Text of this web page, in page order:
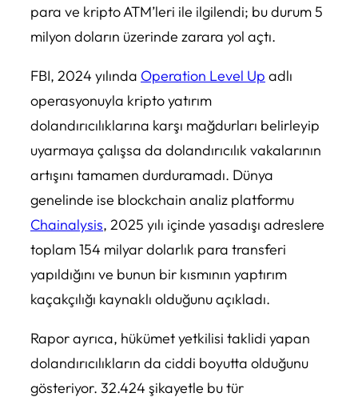
para ve kripto ATM’leri ile ilgilendi; bu durum 5
milyon doların üzerinde zarara yol açtı.
FBI, 2024 yılında Operation Level Up adlı
operasyonuyla kripto yatırım
dolandırıcılıklarına karşı mağdurları belirleyip
uyarmaya çalışsa da dolandırıcılık vakalarının
artışını tamamen durduramadı. Dünya
genelinde ise blockchain analiz platformu
Chainalysis, 2025 yılı içinde yasadışı adreslere
toplam 154 milyar dolarlık para transferi
yapıldığını ve bunun bir kısmının yaptırım
kaçakçılığı kaynaklı olduğunu açıkladı.
Rapor ayrıca, hükümet yetkilisi taklidi yapan
dolandırıcılıkların da ciddi boyutta olduğunu
gösteriyor. 32.424 şikayetle bu tür